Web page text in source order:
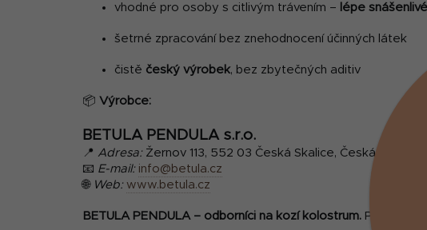
vhodné pro osoby s citlivým trávením – lépe
šetrné zpracování bez znehodnocení účinných látek
čistě český výrobek, bez zbytečných aditiv
📦 Výrobce:
BETULA PENDULA s.r.o.
📍 Adresa: Žernov 113, 552 03 Česká Skalice, Česká republika
📧 E-mail: info@betula.cz
🌐 Web: www.betula.cz
BETULA PENDULA – odborníci na kozí kolostrum. Přírodní